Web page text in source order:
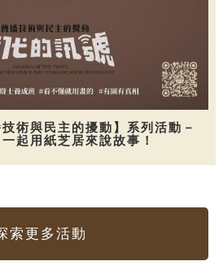
術與民主的擾動】系列活動－
起用紙芝居來說故事！
索更多活動